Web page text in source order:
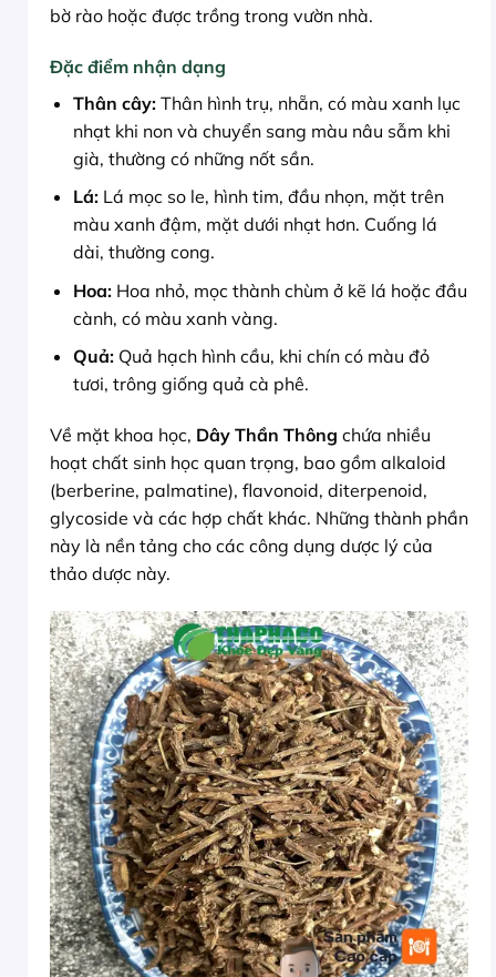
bờ rào hoặc được trồng trong vườn nhà.
Đặc điểm nhận dạng
Thân cây:Thân hình trụ, nhẵn, có màu xanh lục
nhạt khi non và chuyển sang màu nâu sẫm khi
già, thường có những nốt sần.
Lá:Lá mọc so le, hình tim, đầu nhọn, mặt trên
màu xanh đậm, mặt dưới nhạt hơn. Cuống lá
dài, thường cong.
Hoa:Hoa nhỏ, mọc thành chùm ở kẽ lá hoặc đầu
cành, có màu xanh vàng.
Quả:Quả hạch hình cầu, khi chín có màu đỏ
tươi, trông giống quả cà phê.
Về mặt khoa học, Dây Thần Thông chứa nhiều
hoạt chất sinh học quan trọng, bao gồm alkaloid
(berberine, palmatine), flavonoid, diterpenoid,
glycoside và các hợp chất khác. Những thành phần
này là nền tảng cho các công dụng dược lý của
thảo dược này.